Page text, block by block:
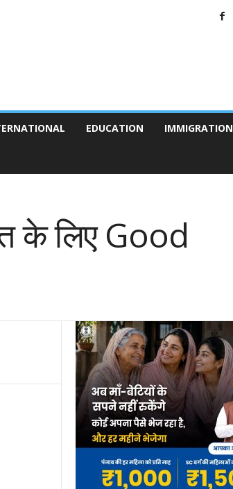
EDUCATION IMMIGRATION
के लिए Good